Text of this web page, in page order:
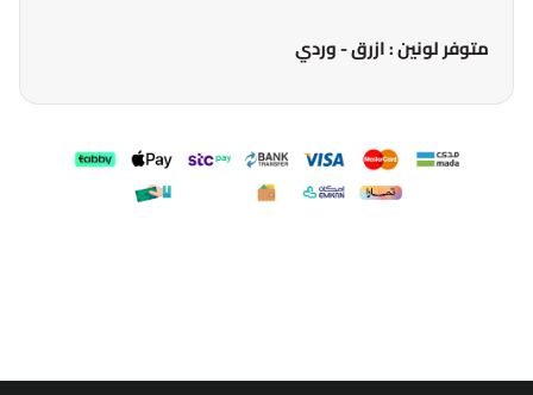
متوفر لونين : ازرق - وردي